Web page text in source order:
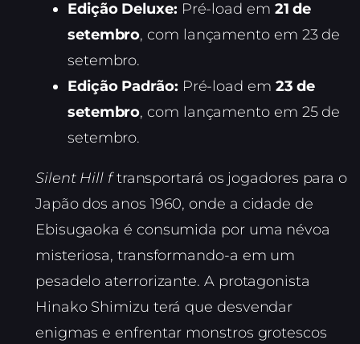
Edição Deluxe: Pré-load em 21 de
setembro, com lançamento em 23 de
setembro.
Edição Padrão: Pré-load em 23 de
setembro, com lançamento em 25 de
setembro.
Silent Hill ftransportará os jogadores para o
Japão dos anos 1960, onde a cidade de
Ebisugaoka é consumida por uma névoa
misteriosa, transformando-a em um
pesadelo aterrorizante. A protagonista
Hinako Shimizu terá que desvendar
enigmas e enfrentar monstros grotescos